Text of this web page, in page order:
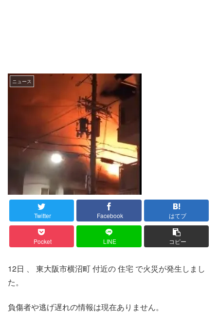
ニュース
Twitter Facebook はてブ
Pocket LINE コピー
12日 、 東大阪市横沼町 付近の 住宅 で火災が発生しまし
た。
負傷者や逃げ遅れの情報は現在ありません。